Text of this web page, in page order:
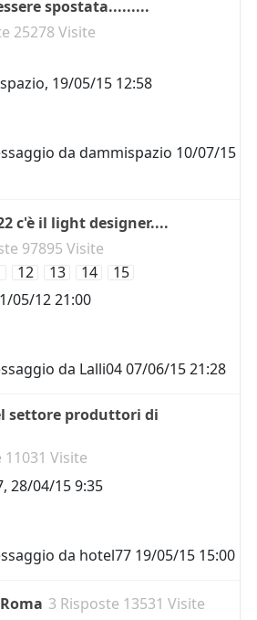
spostata.........
25278 Visite
, 19/05/15 12:58
da dammispazio 10/07/15
c'è il light designer....
97895 Visite
12 13 14
15
05/12 21:00
da Lalli0407/06/15 21:28
settore produttori di
11031 Visite
, 28/04/15 9:35
da hotel77 19/05/15 15:00
3 Risposte 13531 Visite